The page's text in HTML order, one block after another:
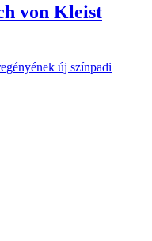
von Kleist
új színpadi